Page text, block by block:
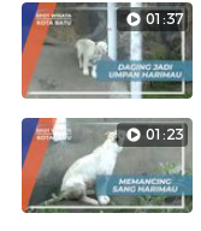
01:37
01:23